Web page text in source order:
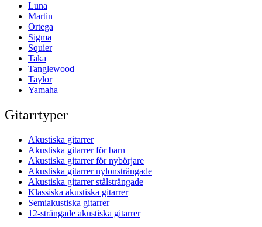
Luna
Martin
Ortega
Sigma
Squier
Taka
Tanglewood
Taylor
Yamaha
Gitarrtyper
Akustiska gitarrer
Akustiska gitarrer för barn
Akustiska gitarrer för nybörjare
Akustiska gitarrer nylonsträngade
Akustiska gitarrer stålsträngade
Klassiska akustiska gitarrer
Semiakustiska gitarrer
12-strängade akustiska gitarrer